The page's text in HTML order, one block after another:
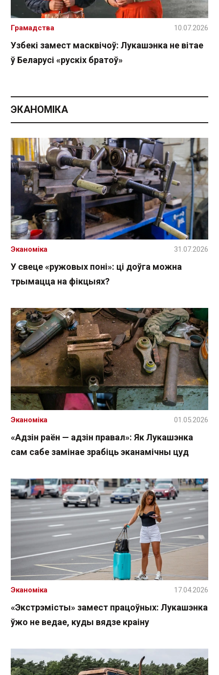
Узбекі замест масквічоў: Лукашэнка не вітае
ў Беларусі «рускіх братоў»
Грамадства 10.07.2026
ЭКАНОМІКА
У свеце «ружовых поні»: ці доўга можна
трымацца на фікцыях?
Эканоміка 31.07.2026
«Адзін раён — адзін правал»: Як Лукашэнка
сам сабе замінае зрабіць эканамічны цуд
Эканоміка 01.05.2026
«Экстрэмісты» замест працоўных: Лукашэнка
ўжо не ведае, куды вядзе краіну
Эканоміка 17.04.2026